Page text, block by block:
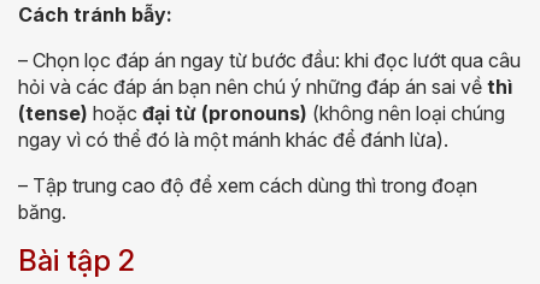
Cách tránh bẫy:
– Chọn lọc đáp án ngay từ bước đầu: khi đọc lướt qua câu
hỏi và các đáp án bạn nên chú ý những đáp án sai về thì
(tense) hoặc đại từ (pronouns) (không nên loại chúng
ngay vì có thể đó là một mánh khác để đánh lừa).
– Tập trung cao độ để xem cách dùng thì trong đoạn
băng.
Bài tập 2